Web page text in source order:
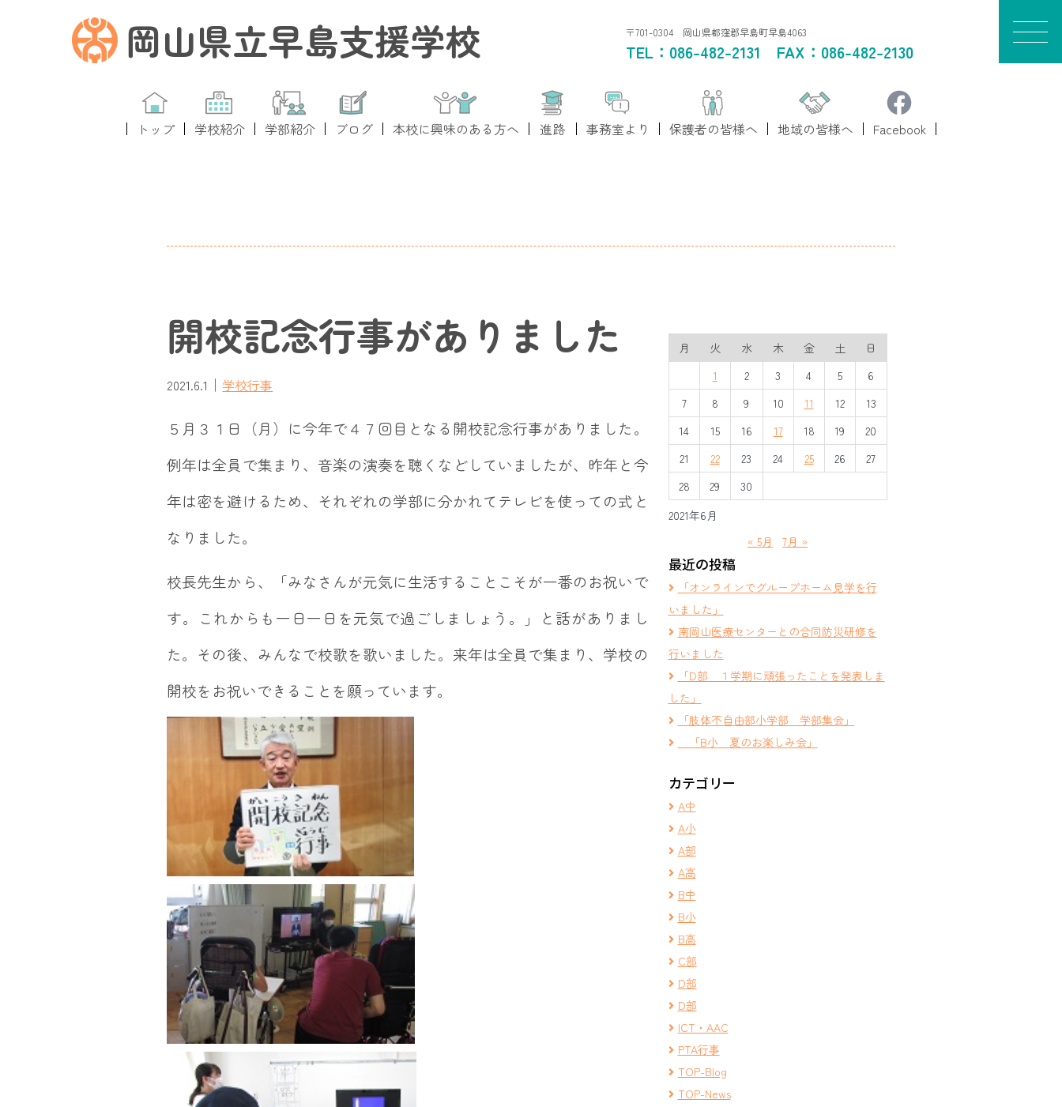
岡山県立早島支援学校 〒701-0304 岡山県都窪郡早島町早島4063
TEL： 086-482-2131 FAX：086-482-2130
トップ 学校紹介 学部紹介 ブログ 本校に興味のある方へ 進路 事務室より 保護者の皆様へ 地域の皆様へ Facebook
開校記念行事がありました
2021.6.1 ｜ 学校行事
５月３１日（月）に今年で４７回目となる開校記念行事がありました。
例年は全員で集まり、音楽の演奏を聴くなどしていましたが、昨年と今
年は密を避けるため、それぞれの学部に分かれてテレビを使っての式と
なりました。
校長先生から、「みなさんが元気に生活することこそが一番のお祝いで
す。これからも一日一日を元気で過ごしましょう。」と話がありまし
た。その後、みんなで校歌を歌いました。来年は全員で集まり、学校の
開校をお祝いできることを願っています。
2021年6月
月 火 水 木 金 土
日
1
2 3 4 5
6
7
8 9 10 11 12
13
14
15 16 17 18 19
20
21
22 23 24 25 26
27
28
29 30
« 5月 7月 »
最近の投稿
「オンラインでグループホーム見学を行
いました」
南岡山医療センターとの合同防災研修を
行いました
「D部 １学期に頑張ったことを発表しま
した」
「肢体不自由部小学部 学部集会」
「B小 夏のお楽しみ会」
カテゴリー
A中
A小
A部
A高
B中
B小
B高
C部
D部
D部
ICT・AAC
PTA行事
TOP-Blog
TOP-News